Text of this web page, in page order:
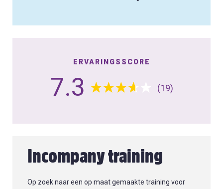
ERVARINGSSCORE
7.3 (19)
Incompany training
Op zoek naar een op maat gemaakte training voor